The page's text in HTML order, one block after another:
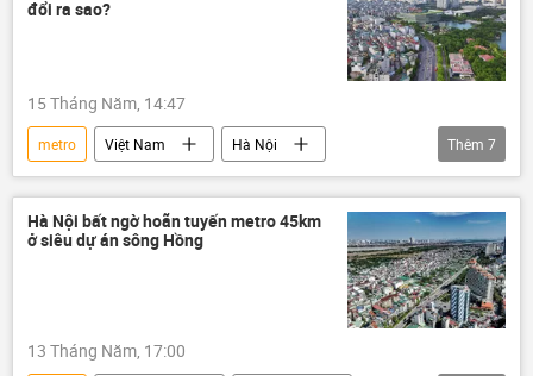
đổi ra sao?
15 Tháng Năm, 14:47
metro Việt Nam
Hà Nội
xây dựng
Bộ Xây dựng
quy hoạch
dự án
sông Hồng
tuyến metro số 1
Thêm 7
Hà Nội bất ngờ hoãn tuyến metro 45km
ở siêu dự án sông Hồng
13 Tháng Năm, 17:00